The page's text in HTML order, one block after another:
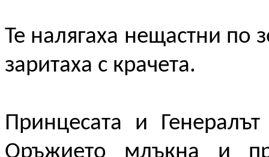
Те налягаха нещастни по
заритаха с крачета.
Принцесата и